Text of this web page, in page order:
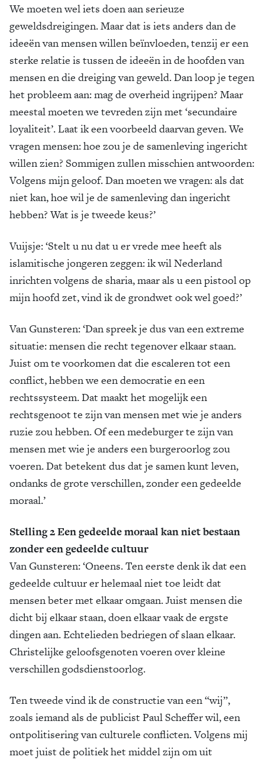
We moeten wel iets doen aan serieuze
geweldsdreigingen. Maar dat is iets anders dan de
ideeën van mensen willen beïnvloeden, tenzij er een
sterke relatie is tussen de ideeën in de hoofden van
mensen en die dreiging van geweld. Dan loop je tegen
het probleem aan: mag de overheid ingrijpen? Maar
meestal moeten we tevreden zijn met ‘secundaire
loyaliteit’. Laat ik een voorbeeld daarvan geven. We
vragen mensen: hoe zou je de samenleving ingericht
willen zien? Sommigen zullen misschien antwoorden:
Volgens mijn geloof. Dan moeten we vragen: als dat
niet kan, hoe wil je de samenleving dan ingericht
hebben? Wat is je tweede keus?’
Vuijsje: ‘Stelt u nu dat u er vrede mee heeft als
islamitische jongeren zeggen: ik wil Nederland
inrichten volgens de sharia, maar als u een pistool op
mijn hoofd zet, vind ik de grondwet ook wel goed?’
Van Gunsteren: ‘Dan spreek je dus van een extreme
situatie: mensen die recht tegenover elkaar staan.
Juist om te voorkomen dat die escaleren tot een
conflict, hebben we een democratie en een
rechtssysteem. Dat maakt het mogelijk een
rechtsgenoot te zijn van mensen met wie je anders
ruzie zou hebben. Of een medeburger te zijn van
mensen met wie je anders een burgeroorlog zou
voeren. Dat betekent dus dat je samen kunt leven,
ondanks de grote verschillen, zonder een gedeelde
moraal.’
Stelling 2 Een gedeelde moraal kan niet bestaan
zonder een gedeelde cultuur
Van Gunsteren: ‘Oneens. Ten eerste denk ik dat een
gedeelde cultuur er helemaal niet toe leidt dat
mensen beter met elkaar omgaan. Juist mensen die
dicht bij elkaar staan, doen elkaar vaak de ergste
dingen aan. Echtelieden bedriegen of slaan elkaar.
Christelijke geloofsgenoten voeren over kleine
verschillen godsdienstoorlog.
Ten tweede vind ik de constructie van een “wij”,
zoals iemand als de publicist Paul Scheffer wil, een
ontpolitisering van culturele conflicten. Volgens mij
moet juist de politiek het middel zijn om uit